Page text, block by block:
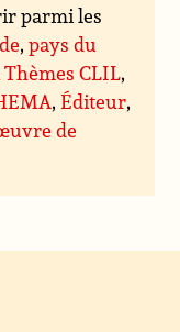
parmi les
,pays du
CLIL,
,Éditeur,
de